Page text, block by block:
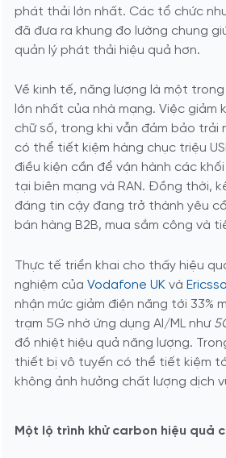
phát thải lớn nhất. Các tổ chức như
đã đưa ra khung đo lường chung
quản lý phát thải hiệu quả hơn.
Về kinh tế, năng lượng là một
lớn nhất của nhà mạng. Việc giảm
chữ số, trong khi vẫn đảm bảo trải
có thể tiết kiệm hàng chục triệu
điều kiện cần để vận hành các
tại biên mạng và RAN. Đồng thời,
đáng tin cậy đang trở thành yêu
bán hàng B2B, mua sắm công và
Thực tế triển khai cho thấy hiệu
nghiệm của Vodafone UK và
nhận mức giảm điện năng tới 33%
trạm 5G nhờ ứng dụng AI/ML như
đồ nhiệt hiệu quả năng lượng.
thiết bị vô tuyến có thể tiết kiệm
không ảnh hưởng chất lượng dịch
Một lộ trình khử carbon hiệu quả